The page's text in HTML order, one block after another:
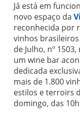
Já está em
novo espaço da
reconhecida por
vinhos
de Julho, nº
um wine bar
dedicada
mais de 1.800
estilos e terroirs
domingo, das